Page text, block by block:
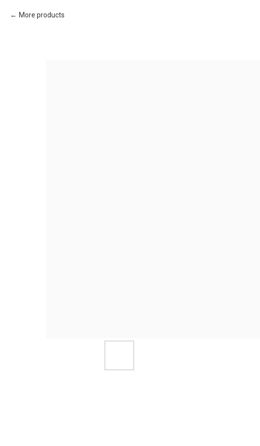
More products